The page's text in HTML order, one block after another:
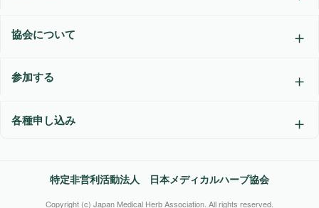
協会について
参加する
各種申し込み
特定非営利活動法人 日本メディカルハーブ協会
Copyright (c) Japan Medical Herb Association. All rights reserved.